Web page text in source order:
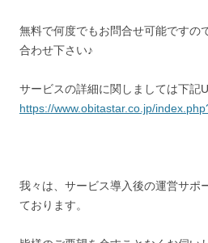
無料で何度でもお問合せ可能ですの
合わせ下さい♪
サービスの詳細に関しましては下記
https://www.obitastar.co.jp/
我々は、サービス導入後の運営サポ
ております。